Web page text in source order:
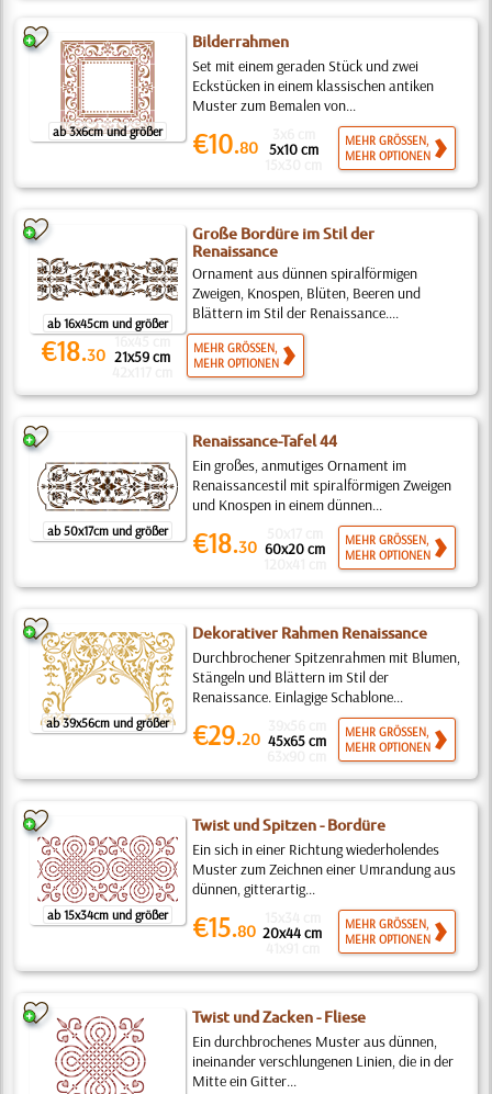
ab 3x6cm und größer
Bilderrahmen
Set mit einem geraden Stück und zwei
Eckstücken in einem klassischen antiken
Muster zum Bemalen von...
€10.80 5x10 cm
MEHR GRÖSSEN,
MEHR OPTIONEN
ab 16x45cm und größer
Große Bordüre im Stil der
Renaissance
Ornament aus dünnen spiralförmigen
Zweigen, Knospen, Blüten, Beeren und
Blättern im Stil der Renaissance....
€18.30
16x45 cm
21x59 cm
MEHR GRÖSSEN,
MEHR OPTIONEN
ab 50x17cm und größer
Renaissance-Tafel 44
Ein großes, anmutiges Ornament im
Renaissancestil mit spiralförmigen Zweigen
und Knospen in einem dünnen...
€18.30 60x20 cm
MEHR GRÖSSEN,
MEHR OPTIONEN
ab 39x56cm und größer
Dekorativer Rahmen Renaissance
Durchbrochener Spitzenrahmen mit Blumen,
Stängeln und Blättern im Stil der
Renaissance. Einlagige Schablone...
€29.20 45x65 cm
MEHR GRÖSSEN,
MEHR OPTIONEN
ab 15x34cm und größer
Twist und Spitzen - Bordüre
Ein sich in einer Richtung wiederholendes
Muster zum Zeichnen einer Umrandung aus
dünnen, gitterartig...
€15.80 20x44 cm
MEHR GRÖSSEN,
MEHR OPTIONEN
Twist und Zacken - Fliese
Ein durchbrochenes Muster aus dünnen,
ineinander verschlungenen Linien, die in der
Mitte ein Gitter...